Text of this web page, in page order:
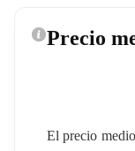
Precio
El precio